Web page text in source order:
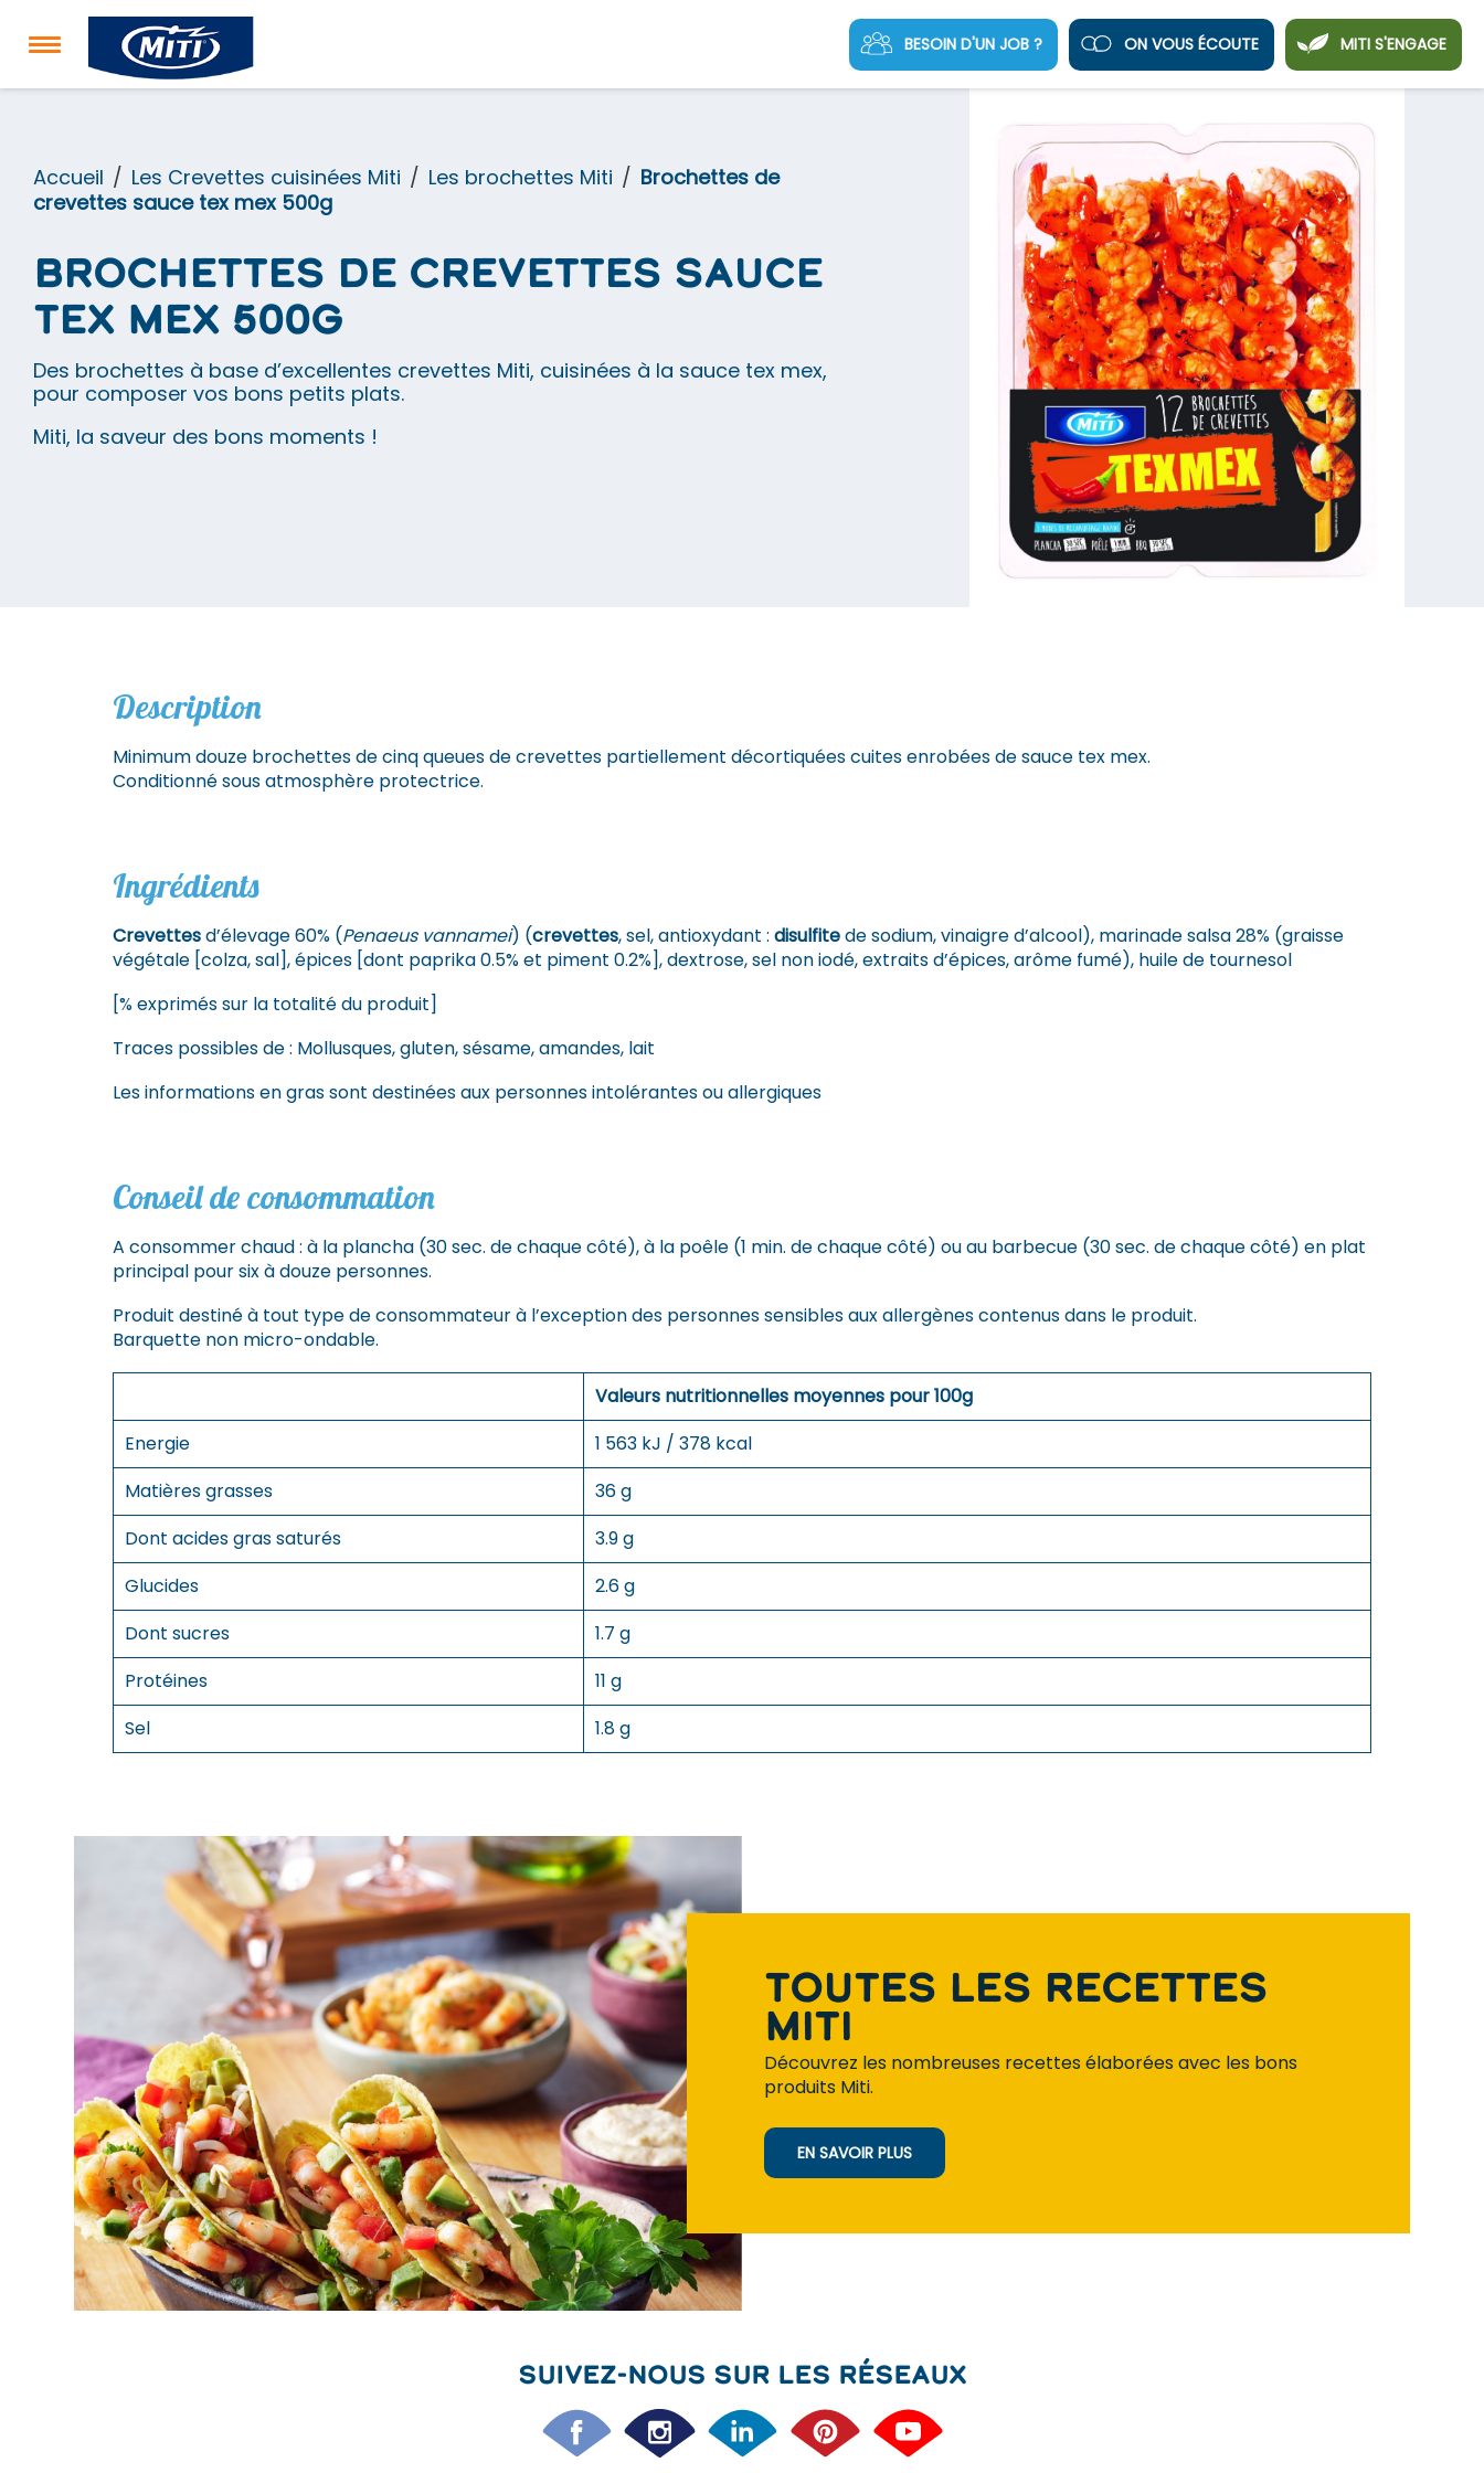
BESOIN D'UN JOB ? ON VOUS ÉCOUTE MITI S'ENGAGE
Accueil Les Crevettes cuisinées Miti Les brochettes Miti
Brochettes de
crevettes sauce tex mex 500g
Brochettes de crevettes sauce
tex mex 500g
Des brochettes à base d’excellentes crevettes Miti, cuisinées à la sauce tex mex,
pour composer vos bons petits plats.
Miti, la saveur des bons moments !
Description
Minimum douze brochettes de cinq queues de crevettes partiellement décortiquées cuites enrobées de sauce tex mex.
Conditionné sous atmosphère protectrice.
Ingrédients
Crevettesd’élevage 60% (Penaeus vannamei) (crevettes, sel, antioxydant : disulfitede sodium, vinaigre d’alcool), marinade salsa 28% (graisse
végétale [colza, sal], épices [dont paprika 0.5% et piment 0.2%], dextrose, sel non iodé, extraits d’épices, arôme fumé), huile de tournesol
[% exprimés sur la totalité du produit]
Traces possibles de : Mollusques, gluten, sésame, amandes, lait
Les informations en gras sont destinées aux personnes intolérantes ou allergiques
Conseil de consommation
A consommer chaud : à la plancha (30 sec. de chaque côté), à la poêle (1 min. de chaque côté) ou au barbecue (30 sec. de chaque côté) en plat
principal pour six à douze personnes.
Produit destiné à tout type de consommateur à l’exception des personnes sensibles aux allergènes contenus dans le produit.
Barquette non micro-ondable.
Valeurs nutritionnelles moyennes pour 100g
Energie
1 563 kJ / 378 kcal
Matières grasses
36 g
Dont acides gras saturés
3.9 g
Glucides
2.6 g
Dont sucres
1.7 g
Protéines
11 g
Sel
1.8 g
Toutes les recettes
Miti
Découvrez les nombreuses recettes élaborées avec les bons
produits Miti.
EN SAVOIR PLUS
Suivez-nous sur les réseaux